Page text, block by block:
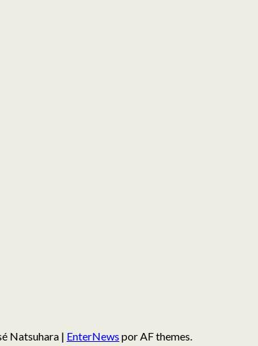
Natsuhara | EnterNews por AF themes.